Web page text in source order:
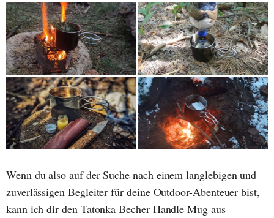
Wenn du also auf der Suche nach einem langlebigen und
zuverlässigen Begleiter für deine Outdoor-Abenteuer bist,
kann ich dir den Tatonka Becher Handle Mug aus